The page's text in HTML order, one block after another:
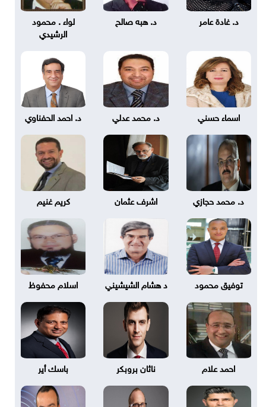
د. غادة عامر د. هبه صالح
لواء . محمود
الرشيدي
اسماء حسني د. محمد عدلي د. احمد الحفناوي
د. محمد حجازي اشرف عثمان كريم غنيم
توفيق محمود د هشام الشيشيني اسلام محفوظ
احمد علام ناثان بروبكر باسك أير